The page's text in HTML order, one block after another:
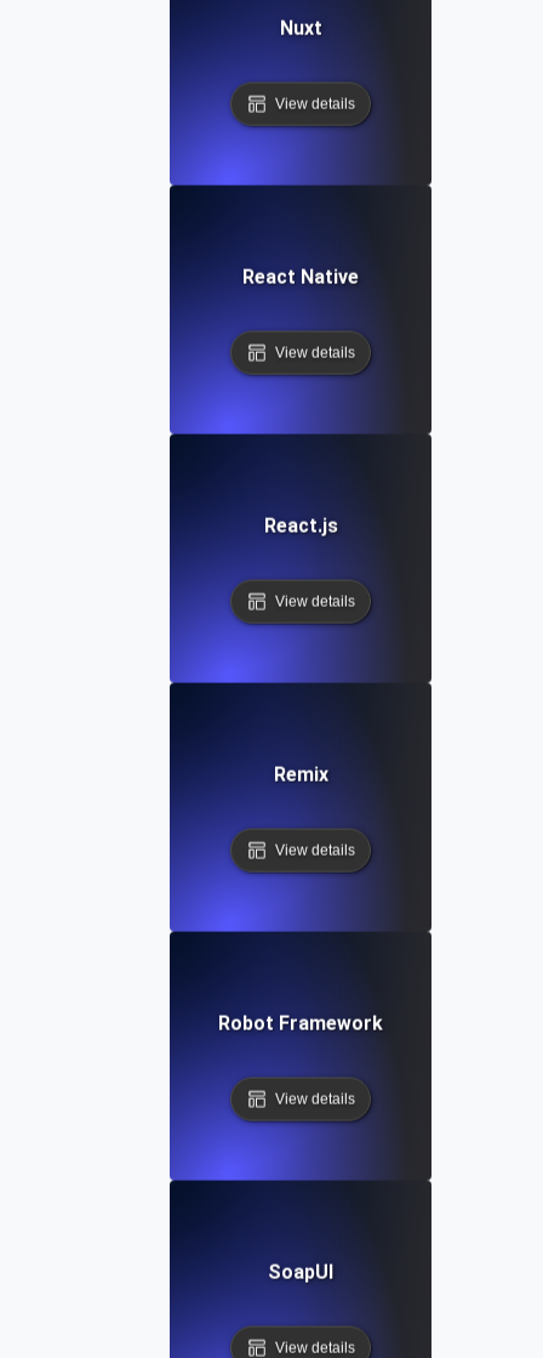
Nuxt
View details
React Native
View details
React.js
View details
Remix
View details
Robot Framework
View details
SoapUI
View details